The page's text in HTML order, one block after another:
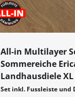
All-in Multilayer
Sommereiche
Landhausdiele
Set inkl. Fussleiste und